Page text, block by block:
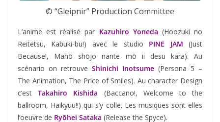
© “Gleipnir” Production Committee
L’anime est réalisé par Kazuhiro Yoneda (Hoozuki no
Reitetsu, Kabuki-bu!) avec le studio PINE JAM (Just
Because!, Mahō shōjo nante mō ii desu kara). Au
scénario on retrouve Shinichi Inotsume (Persona 5 –
The Animation, The Price of Smiles). Au character Design
c’estTakahiro Kishida (Baccano!, Welcome to the
ballroom, Haikyuu!!) qui s’y colle. Les musiques sont elles
l’oeuvre de Ryōhei Sataka (Release the Spyce).